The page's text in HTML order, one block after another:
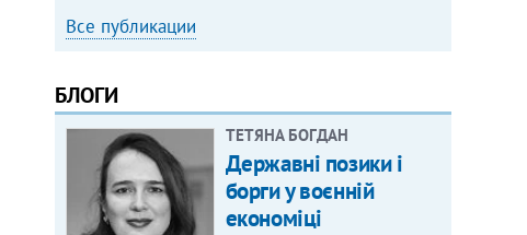
Все публикации
БЛОГИ
ТЕТЯНА БОГДАН
Державні позики і
борги у воєнній
економіці